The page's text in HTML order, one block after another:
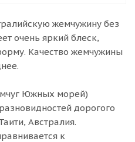
жемчужину без
очень яркий блеск,
Качество жемчужины
Южных морей)
дорогого
Австралия.
к